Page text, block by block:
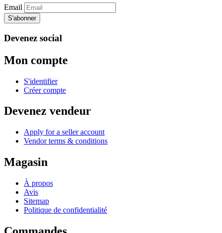
Email
S'abonner
Devenez social
Mon compte
S'identifier
Créer compte
Devenez vendeur
Apply for a seller account
Vendor terms & conditions
Magasin
À propos
Avis
Sitemap
Politique de confidentialité